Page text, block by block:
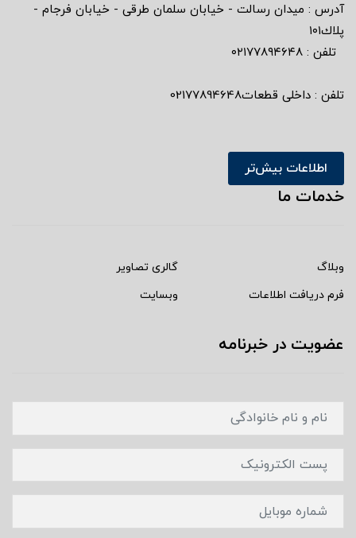
آدرس : ميدان رسالت - خيابان سلمان طرقى - خيابان فرجام -
پلاك١٠١
تلفن : ٠٢١٧٧٨٩٤٦٤٨
تلفن : داخلی قطعات02177894648
اطلاعات بیش‌تر
خدمات ما
وبلاگ
گالری تصاویر
فرم دریافت اطلاعات
وبسایت
عضویت در خبرنامه